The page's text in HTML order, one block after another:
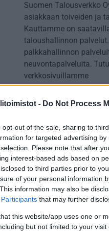
- Do Not Process
opt-out of the sale, sharing to
for targeted advertising
Please note that after
interest-based ads based on
to third parties prior to
of your personal information
information may also be
that may further
this website/app uses one or
but not limited to your
Suomen Talousverkko
asiakkaan toiveiden ja
Kauttamme on
taloushallinnon
palkkahallinnon
neuvontapalveluita.
verkkosivuillamme
https://
Talousverkolla on
lähellä asiakasta.
ensiluokkaisen
Hoidamme sujuvasti
suurenkin yrityksen
taloushallinto on
Procountor Platina-
turvallisessa